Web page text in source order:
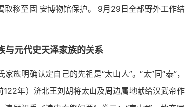
取移至固 安博物馆保护。 9月29日全部野外工作结
与元代史天泽家族的关系
族明确认定自己的先祖是“太山人”。“太”同“泰”，
年）济北王刘胡将太山及周边属地献给汉武帝作